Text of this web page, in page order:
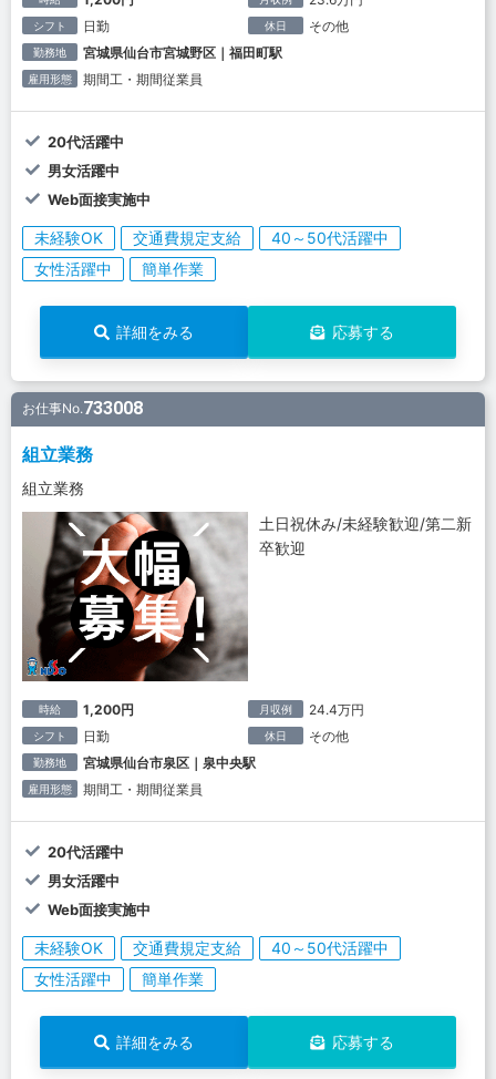
シフト 日勤 休日 その他
勤務地 宮城県仙台市宮城野区｜福田町駅
雇用形態 期間工・期間従業員
20代活躍中
男女活躍中
Web面接実施中
未経験OK 交通費規定支給
40～50代活躍中
女性活躍中
簡単作業
詳細をみる 応募する
お仕事No.733008
組立業務
組立業務
土日祝休み/未経験歓迎/第二新
卒歓迎
時給 1,200円 月収例 24.4万円
シフト 日勤 休日 その他
勤務地 宮城県仙台市泉区｜泉中央駅
雇用形態 期間工・期間従業員
20代活躍中
男女活躍中
Web面接実施中
未経験OK 交通費規定支給
40～50代活躍中
女性活躍中
簡単作業
詳細をみる 応募する